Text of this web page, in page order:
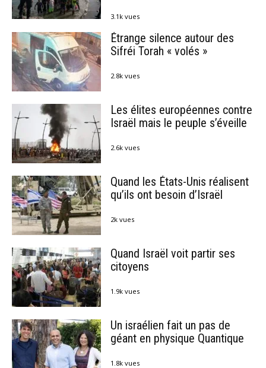
3.1k vues
Étrange silence autour des
Sifréi Torah « volés »
2.8k vues
Les élites européennes contre
Israël mais le peuple s’éveille
2.6k vues
Quand les États-Unis réalisent
qu’ils ont besoin d’Israël
2k vues
Quand Israël voit partir ses
citoyens
1.9k vues
Un israélien fait un pas de
géant en physique Quantique
1.8k vues